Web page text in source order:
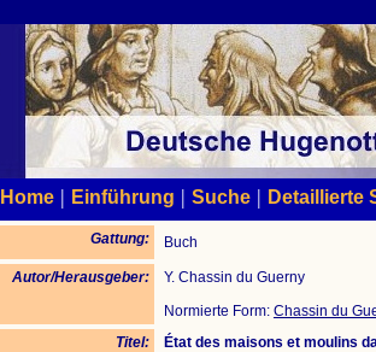
Home| Einführung | Suche| Detaillierte
Gattung: Buch
Autor/Herausgeber:
Y. Chassin du Guerny
Normierte Form: Chassin du
Titel:
État des maisons et moulins